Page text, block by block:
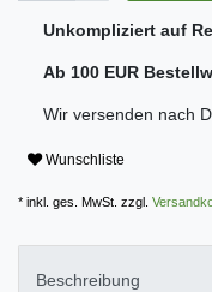
Unkompliziert auf
Ab 100 EUR
Wir versenden nach
Wunschliste
* inkl. ges. MwSt. zzgl.
Beschreibung